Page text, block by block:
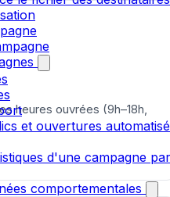
et ouvertures
d'une campagne par
comportementales
heures ouvrées (9h–18h,